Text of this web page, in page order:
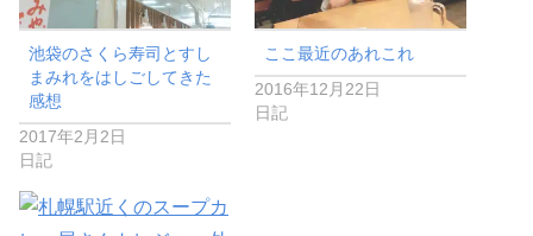
池袋のさくら寿司とすし
まみれをはしごしてきた
感想
2017年2月2日
日記
ここ最近のあれこれ
2016年12月22日
日記